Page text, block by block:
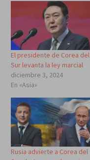
El presidente de Corea del
Sur levanta la ley marcial
diciembre 3, 2024
En «Asia»
Rusia advierte a Corea del